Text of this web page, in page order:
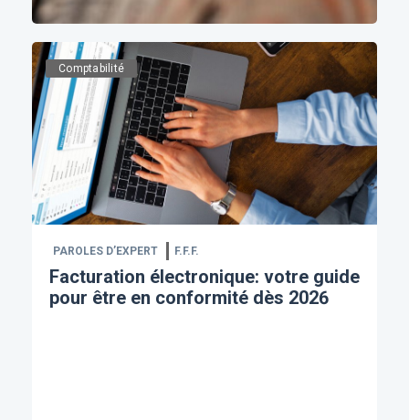
Comptabilité
PAROLES D’EXPERT F.F.F.
Facturation électronique: votre guide
pour être en conformité dès 2026